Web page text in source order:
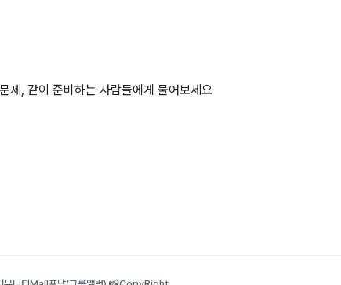
제, 같이 준비하는 사람들에게 물어보세요